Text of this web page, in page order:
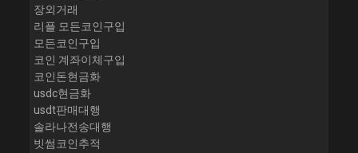
장외거래
리플 모든코인구입
모든코인구입
코인 계좌이체구입
코인돈현금화
usdc현금화
usdt판매대행
솔라나전송대행
빗썸코인추적